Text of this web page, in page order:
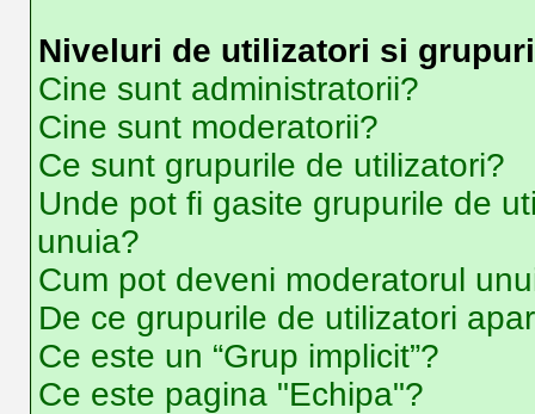
Niveluri de utilizatori si grupuri
Cine sunt administratorii?
Cine sunt moderatorii?
Ce sunt grupurile de utilizatori?
Unde pot fi gasite grupurile de
unuia?
Cum pot deveni moderatorul
De ce grupurile de utilizatori
Ce este un “Grup implicit”?
Ce este pagina "Echipa"?